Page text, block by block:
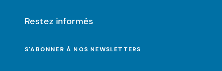
Restez informés
S'ABONNER À NOS NEWSLETTERS